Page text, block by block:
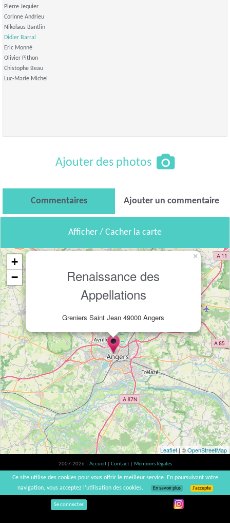
Pierre Jequier
Corinne Andrieu
Nikolaus Bantlin
Didier Barral
Eric Monné
Olivier Pithon
Chistophe Beau
Luc-Marie Michel
Ajouter des photos
Commentaires Ajouter un commentaire
Afficher / Cacher la carte
Renaissance des
Appellations
Greniers Saint Jean 49000 Angers
×
+
−
Leaflet| ©OpenStreetMap
2007-2026 | Accueil Contact
Mentions légales
L'abus d'alcool est dangereux pour la santé, à consommer avec modération. |
vinsnaturels | v3.12
Se connecter
Ce site utilise des cookies pour vous offrir le meilleur service. En poursuivant votre
navigation, vous acceptez l’utilisation des cookies.
En savoir plus J’accepte